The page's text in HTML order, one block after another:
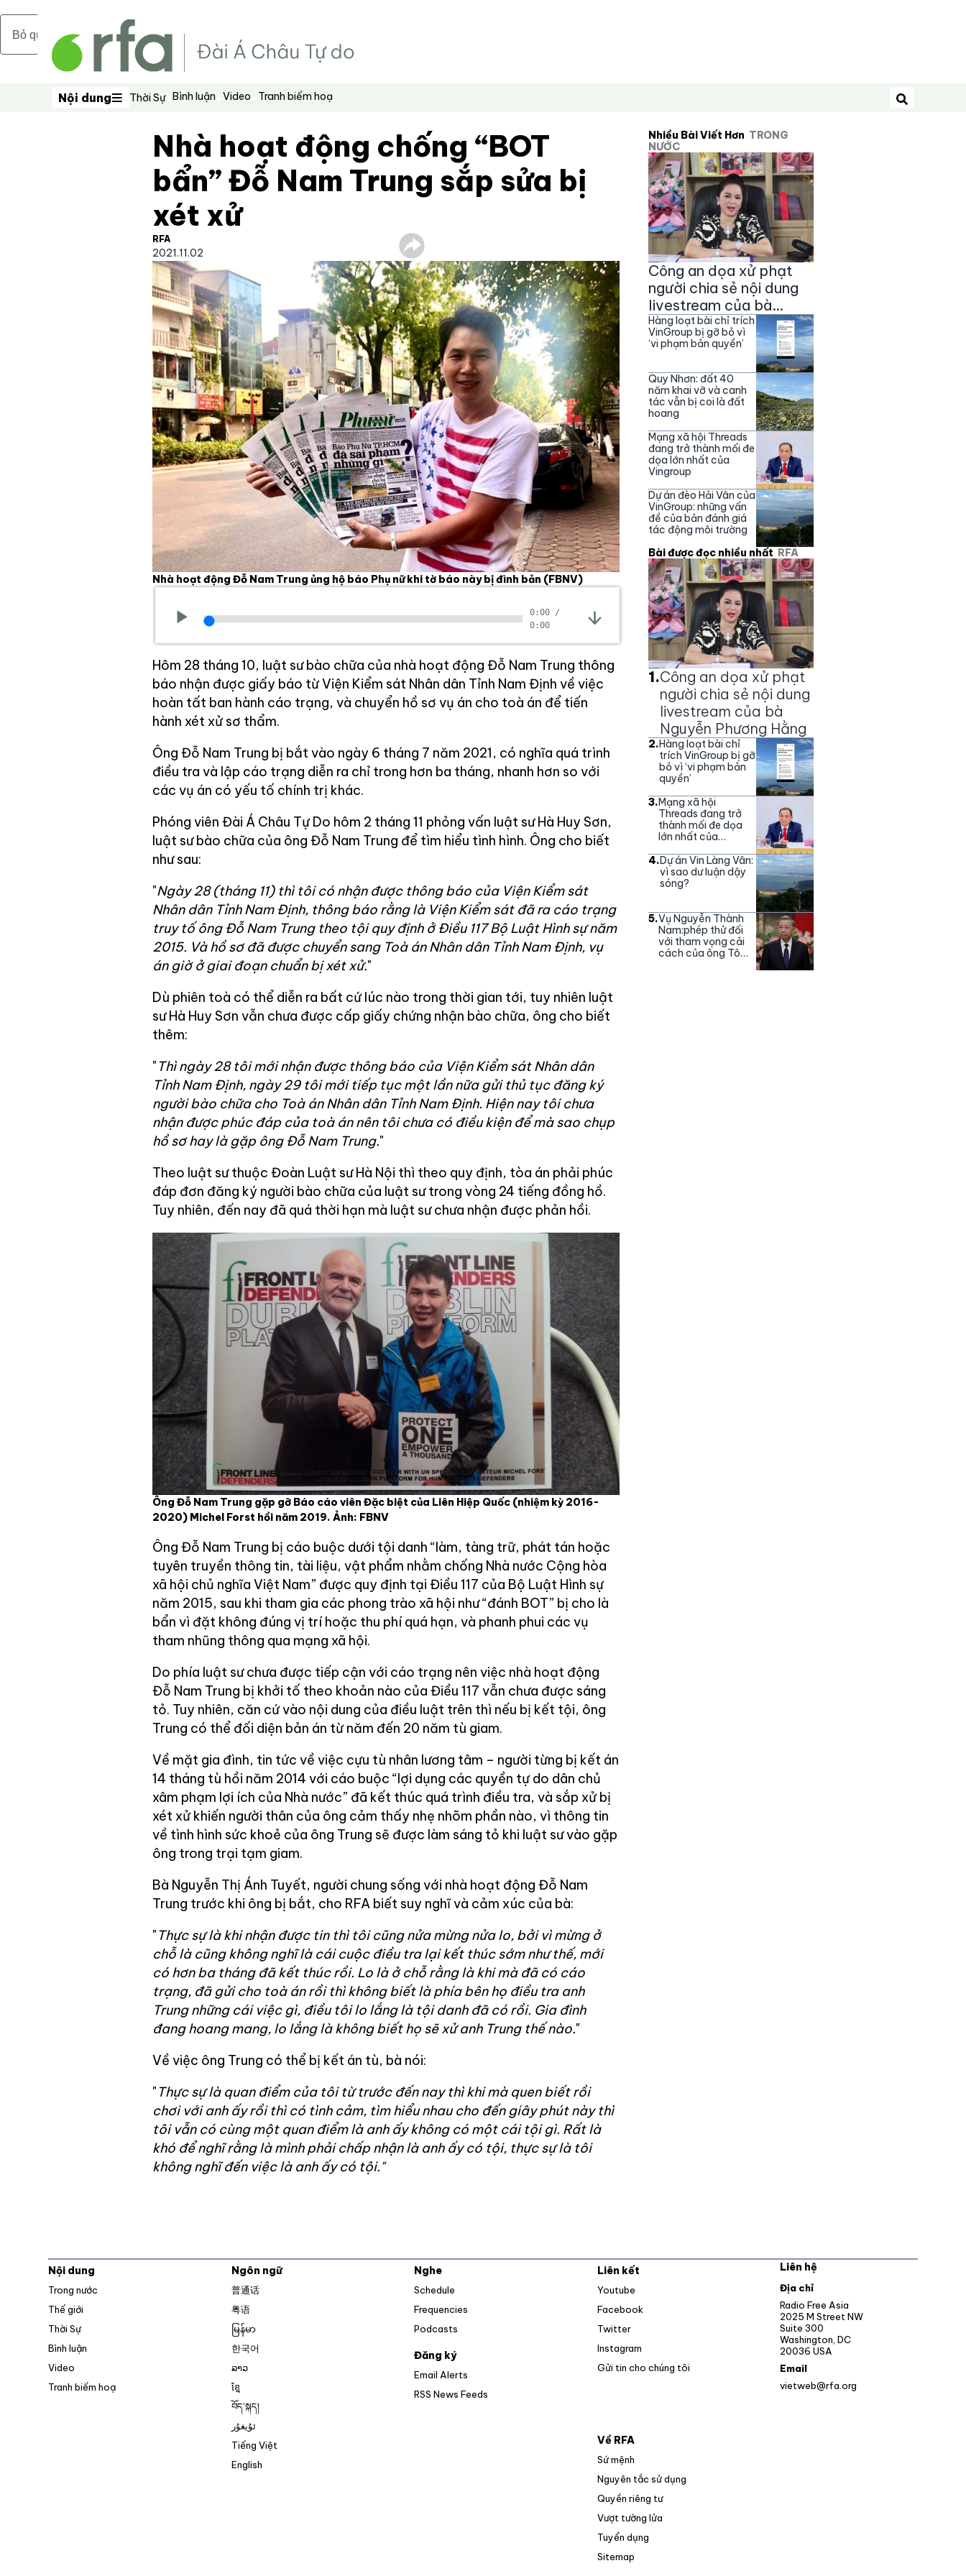
Bỏ qua nội dung chính
Nội dung
Nội dung Thời Sự Bình luận Video Tranh biếm hoạ
Tìm kiếm
Nhà hoạt động chống “BOT
bẩn” Đỗ Nam Trung sắp sửa bị
xét xử
RFA
2021.11.02
Nhà hoạt động Đỗ Nam Trung ủng hộ báo Phụ nữ khi tờ báo này bị đình bản (FBNV)
0:00 /
0:00
Hôm 28 tháng 10, luật sư bào chữa của nhà hoạt động Đỗ Nam Trung thông
báo nhận được giấy báo từ Viện Kiểm sát Nhân dân Tỉnh Nam Định về việc
hoàn tất ban hành cáo trạng, và chuyển hồ sơ vụ án cho toà án để tiến
hành xét xử sơ thẩm.
Ông Đỗ Nam Trung bị bắt vào ngày 6 tháng 7 năm 2021, có nghĩa quá trình
điều tra và lập cáo trạng diễn ra chỉ trong hơn ba tháng, nhanh hơn so với
các vụ án có yếu tố chính trị khác.
Phóng viên Đài Á Châu Tự Do hôm 2 tháng 11 phỏng vấn luật sư Hà Huy Sơn,
luật sư bào chữa của ông Đỗ Nam Trung để tìm hiểu tình hình. Ông cho biết
như sau:
"Ngày 28 (tháng 11) thì tôi có nhận được thông báo của Viện Kiểm sát
Nhân dân Tỉnh Nam Định, thông báo rằng là Viện Kiểm sát đã ra cáo trạng
truy tố ông Đỗ Nam Trung theo tội quy định ở Điều 117 Bộ Luật Hình sự năm
2015. Và hồ sơ đã được chuyển sang Toà án Nhân dân Tỉnh Nam Định, vụ
án giờ ở giai đoạn chuẩn bị xét xử."
Dù phiên toà có thể diễn ra bất cứ lúc nào trong thời gian tới, tuy nhiên luật
sư Hà Huy Sơn vẫn chưa được cấp giấy chứng nhận bào chữa, ông cho biết
thêm:
"Thì ngày 28 tôi mới nhận được thông báo của Viện Kiểm sát Nhân dân
Tỉnh Nam Định, ngày 29 tôi mới tiếp tục một lần nữa gửi thủ tục đăng ký
người bào chữa cho Toà án Nhân dân Tỉnh Nam Định. Hiện nay tôi chưa
nhận được phúc đáp của toà án nên tôi chưa có điều kiện để mà sao chụp
hồ sơ hay là gặp ông Đỗ Nam Trung."
Theo luật sư thuộc Đoàn Luật sư Hà Nội thì theo quy định, tòa án phải phúc
đáp đơn đăng ký người bào chữa của luật sư trong vòng 24 tiếng đồng hồ.
Tuy nhiên, đến nay đã quá thời hạn mà luật sư chưa nhận được phản hồi.
Ông Đỗ Nam Trung gặp gỡ Báo cáo viên Đặc biệt của Liên Hiệp Quốc (nhiệm kỳ 2016-
2020) Michel Forst hồi năm 2019. Ảnh: FBNV
Ông Đỗ Nam Trung bị cáo buộc dưới tội danh “làm, tàng trữ, phát tán hoặc
tuyên truyền thông tin, tài liệu, vật phẩm nhằm chống Nhà nước Cộng hòa
xã hội chủ nghĩa Việt Nam” được quy định tại Điều 117 của Bộ Luật Hình sự
năm 2015, sau khi tham gia các phong trào xã hội như “đánh BOT” bị cho là
bẩn vì đặt không đúng vị trí hoặc thu phí quá hạn, và phanh phui các vụ
tham nhũng thông qua mạng xã hội.
Do phía luật sư chưa được tiếp cận với cáo trạng nên việc nhà hoạt động
Đỗ Nam Trung bị khởi tố theo khoản nào của Điều 117 vẫn chưa được sáng
tỏ. Tuy nhiên, căn cứ vào nội dung của điều luật trên thì nếu bị kết tội, ông
Trung có thể đối diện bản án từ năm đến 20 năm tù giam.
Về mặt gia đình, tin tức về việc cựu tù nhân lương tâm – người từng bị kết án
14 tháng tù hồi năm 2014 với cáo buộc “lợi dụng các quyền tự do dân chủ
xâm phạm lợi ích của Nhà nước” đã kết thúc quá trình điều tra, và sắp xử bị
xét xử khiến người thân của ông cảm thấy nhẹ nhõm phần nào, vì thông tin
về tình hình sức khoẻ của ông Trung sẽ được làm sáng tỏ khi luật sư vào gặp
ông trong trại tạm giam.
Bà Nguyễn Thị Ánh Tuyết, người chung sống với nhà hoạt động Đỗ Nam
Trung trước khi ông bị bắt, cho RFA biết suy nghĩ và cảm xúc của bà:
"Thực sự là khi nhận được tin thì tôi cũng nửa mừng nửa lo, bởi vì mừng ở
chỗ là cũng không nghĩ là cái cuộc điều tra lại kết thúc sớm như thế, mới
có hơn ba tháng đã kết thúc rồi. Lo là ở chỗ rằng là khi mà đã có cáo
trạng, đã gửi cho toà án rồi thì không biết là phía bên họ điều tra anh
Trung những cái việc gì, điều tôi lo lắng là tội danh đã có rồi. Gia đình
đang hoang mang, lo lắng là không biết họ sẽ xử anh Trung thế nào."
Về việc ông Trung có thể bị kết án tù, bà nói:
"Thực sự là quan điểm của tôi từ trước đến nay thì khi mà quen biết rồi
chơi với anh ấy rồi thì có tình cảm, tìm hiểu nhau cho đến giây phút này thì
tôi vẫn có cùng một quan điểm là anh ấy không có một cái tội gì. Rất là
khó để nghĩ rằng là mình phải chấp nhận là anh ấy có tội, thực sự là tôi
không nghĩ đến việc là anh ấy có tội."
Nhiều Bài Viết Hơn TRONG
NƯỚC
Công an dọa xử phạt
người chia sẻ nội dung
livestream của bà
Nguyễn Phương Hằng
Hàng loạt bài chỉ trích
VinGroup bị gỡ bỏ vì
‘vi phạm bản quyền’
Quy Nhơn: đất 40
năm khai vỡ và canh
tác vẫn bị coi là đất
hoang
Mạng xã hội Threads
đang trở thành mối đe
dọa lớn nhất của
Vingroup
Dự án đèo Hải Vân của
VinGroup: những vấn
đề của bản đánh giá
tác động môi trường
Bài được đọc nhiều nhất RFA
1.Công an dọa xử phạt
người chia sẻ nội dung
livestream của bà
Nguyễn Phương Hằng
2.Hàng loạt bài chỉ
trích VinGroup bị gỡ
bỏ vì ‘vi phạm bản
quyền’
3.Mạng xã hội
Threads đang trở
thành mối đe dọa
lớn nhất của
4.Dự án Vin Làng Vân:
vì sao dư luận dậy
sóng?
5.Vụ Nguyễn Thành
Nam:phép thử đối
với tham vọng cải
cách của ông Tô
Nội dung
Trong nước
Thế giới
Thời Sự
Bình luận
Video
Tranh biếm hoạ
Ngôn ngữ
普通话
粤语
မြန်မာ
한국어
ລາວ
ខ្មែ
བོད་སྐད།
ئۇيغۇر
Tiếng Việt
English
Nghe
Schedule
Frequencies
Podcasts
Đăng ký
Email Alerts
RSS News Feeds
Liên kết
Youtube
Facebook
Twitter
Instagram
Gửi tin cho chúng tôi
Về RFA
Sứ mệnh
Nguyên tắc sử dụng
Quyền riêng tư
Vượt tường lửa
Tuyển dụng
Sitemap
Liên hệ
Địa chỉ
Radio Free Asia
2025 M Street NW
Suite 300
Washington, DC
20036 USA
Email
vietweb@rfa.org